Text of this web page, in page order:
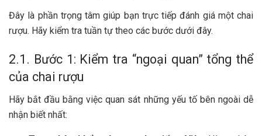
Đây là phần trọng tâm giúp bạn trực tiếp đánh giá một chai
rượu. Hãy kiểm tra tuần tự theo các bước dưới đây.
2.1. Bước 1: Kiểm tra “ngoại quan” tổng thể
của chai rượu
Hãy bắt đầu bằng việc quan sát những yếu tố bên ngoài dễ
nhận biết nhất: